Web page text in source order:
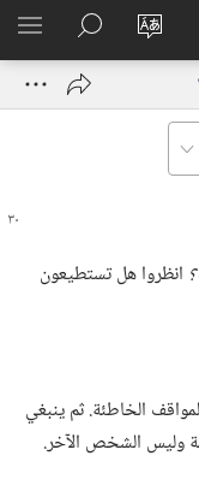
تغيير
الموقع
تسجيل
الدخول
نافذة
البحث
في
JW.‎ORG
انظروا هل تستطيعون
الخاطئة.‏ ثم ينبغي
وليس الشخص الآخر.‏